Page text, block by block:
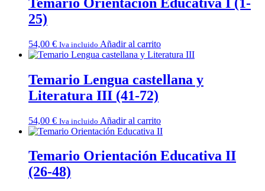
25)
54,00 € Iva incluido Añadir al carrito
Temario Lengua castellana y
Literatura III (41-72)
54,00 € Iva incluido Añadir al carrito
Temario Orientación Educativa II
(26-48)